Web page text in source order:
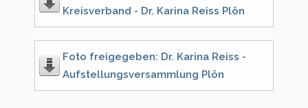
Kreisverband - Dr. Karina Reiss Plön
Foto freigegeben: Dr. Karina Reiss -
Aufstellungsversammlung Plön